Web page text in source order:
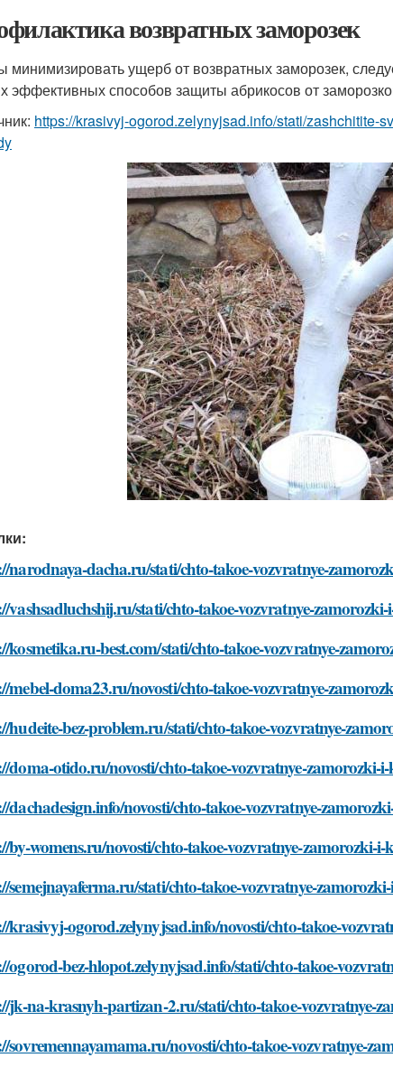
возвратных заморозек
минимизировать ущерб от возвратных заморозек,
эффективных способов защиты абрикосов от
https://krasivyj-ogorod.zelynyjsad.info/stati/zashchitite-
narodnaya-dacha.ru/stati/chto-takoe-vozvratnye-
vashsadluchshij.ru/stati/chto-takoe-vozvratnye-
kosmetika.ru-best.com/stati/chto-takoe-vozvratnye-
mebel-doma23.ru/novosti/chto-takoe-vozvratnye-
hudeite-bez-problem.ru/stati/chto-takoe-vozvratnye-
doma-otido.ru/novosti/chto-takoe-vozvratnye-
dachadesign.info/novosti/chto-takoe-vozvratnye-
by-womens.ru/novosti/chto-takoe-vozvratnye-zamorozki-
semejnayaferma.ru/stati/chto-takoe-vozvratnye-
krasivyj-ogorod.zelynyjsad.info/novosti/chto-takoe-
ogorod-bez-hlopot.zelynyjsad.info/stati/chto-takoe-
jk-na-krasnyh-partizan-2.ru/stati/chto-takoe-vozvratnye-
sovremennayamama.ru/novosti/chto-takoe-vozvratnye-